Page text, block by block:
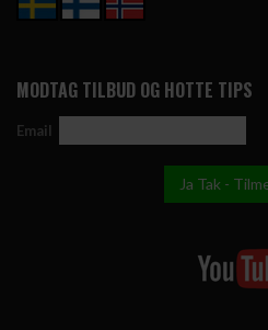
MODTAG TILBUD OG HOTTE TIPS
Email